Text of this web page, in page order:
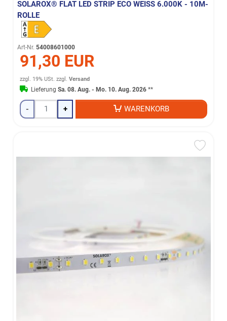
SOLAROX® FLAT LED STRIP ECO WEISS 6.000K - 10M-R
OLLE
Art-Nr. 54008601000
91,30 EUR
zzgl. 19% USt. zzgl.Versand
LieferungSa. 08. Aug. - Mo. 10. Aug. 2026 **
- + WARENKORB